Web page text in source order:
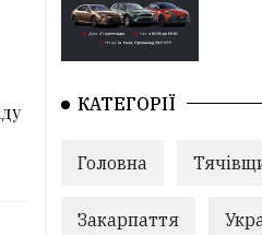
КАТЕГОРІЇ
Головна
Закарпаття